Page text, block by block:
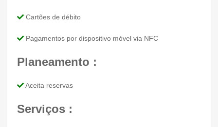
Cartões de débito
Pagamentos por dispositivo móvel via NFC
Planeamento :
Aceita reservas
Serviços :